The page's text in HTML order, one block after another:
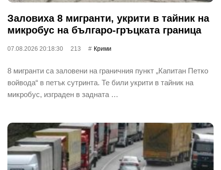
Заловиха 8 мигранти, укрити в тайник на
микробус на българо-гръцката граница
07.08.2026 20:18:30 213 Крими
8 мигранти са заловени на граничния пункт „Капитан Петко
войвода“ в петък сутринта. Те били укрити в тайник на
микробус, изграден в задната …